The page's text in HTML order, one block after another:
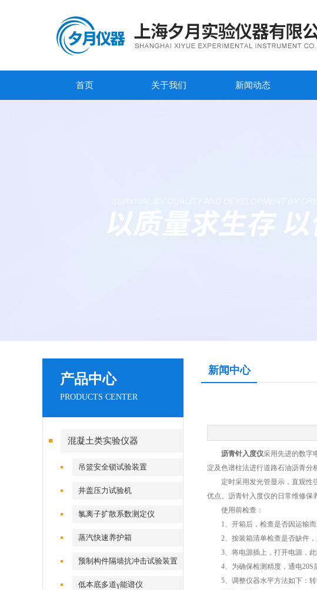
首页 关于我们 新闻动态
新闻中心
沥青针入度仪采用先进的数字
淀及色谱柱法进行道路石油沥青分
定时采用发光管显示，直观性强
优点。沥青针入度仪的日常维修保
使用前检查：
1、开箱后，检查是否因运输而
2、按装箱清单检查是否缺件，
3、将电源插上，打开电源，此
4、为确保检测精度，通电20S
5、调整仪器水平方法如下：转
产品中心
PRODUCTS CENTER
混凝土类实验仪器
吊篮安全锁试验装置
井盖压力试验机
氯离子扩散系数测定仪
蒸汽快速养护箱
预制构件隔墙抗冲击试验装置
低本底多道γ能谱仪